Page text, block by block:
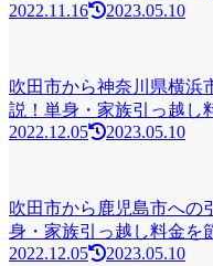
2022.11.16
2023.05.10
吹田市から神奈川県横浜
説！単身・家族引っ越し
2022.12.05
2023.05.10
吹田市から鹿児島市への
身・家族引っ越し料金を
2022.12.05
2023.05.10